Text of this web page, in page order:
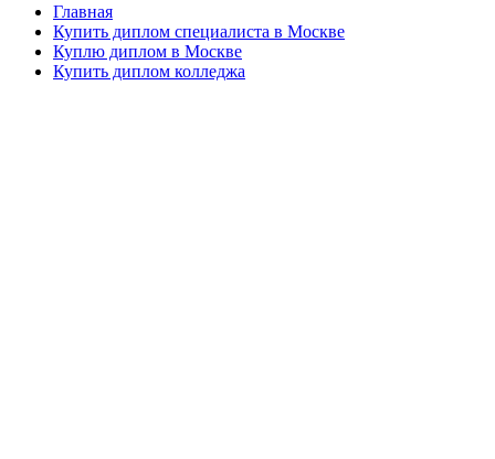
Главная
Купить диплом специалиста в Москве
Куплю диплом в Москве
Купить диплом колледжа